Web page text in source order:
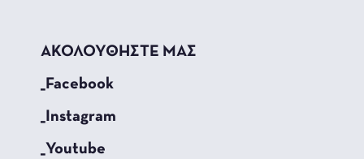
ΑΚΟΛΟΥΘΗΣΤΕ ΜΑΣ
_Facebook
_Instagram
_Youtube